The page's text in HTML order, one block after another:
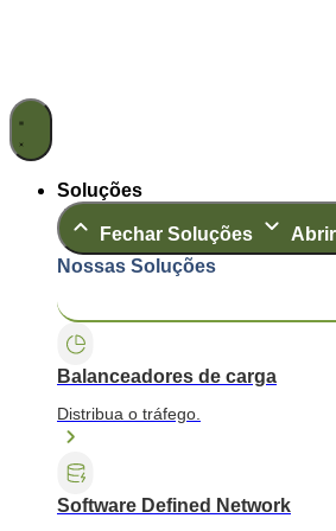
Soluções
Fechar Soluções
Nossas Soluções
Balanceadores de carga
Distribua o tráfego.
Software Defined Network